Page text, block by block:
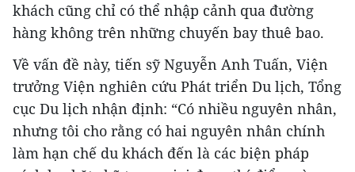
khách cũng chỉ có thể nhập cảnh qua đường
hàng không trên những chuyến bay thuê bao.
Về vấn đề này, tiến sỹ Nguyễn Anh Tuấn, Viện
trưởng Viện nghiên cứu Phát triển Du lịch, Tổng
cục Du lịch nhận định: “Có nhiều nguyên nhân,
nhưng tôi cho rằng có hai nguyên nhân chính
làm hạn chế du khách đến là các biện pháp